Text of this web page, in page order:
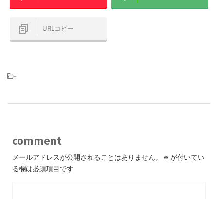
URLコピー
-
comment
メールアドレスが公開されることはありません。 ※ が付いてい
る欄は必須項目です